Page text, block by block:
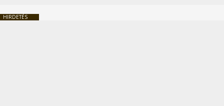
HIRDETÉS